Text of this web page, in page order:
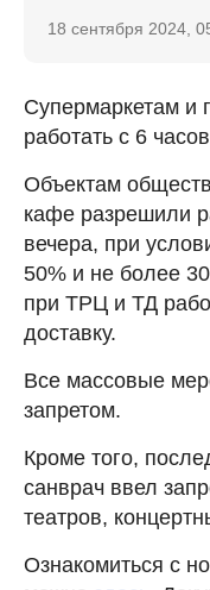
18 сентября 2024,
Супермаркетам и
работать с 6
Объектам
кафе разрешили
вечера, при
50% и не более
при ТРЦ и ТД
доставку.
Все массовые
запретом.
Кроме того,
санврач ввел
театров,
Ознакомиться с